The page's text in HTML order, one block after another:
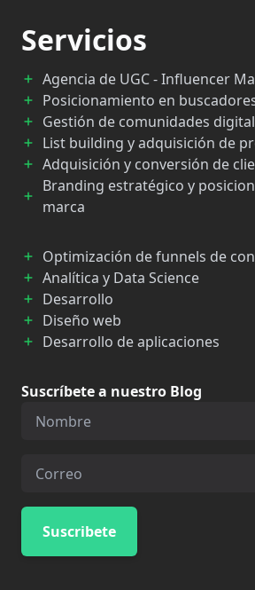
Servicios
Agencia de UGC - Influencer
Posicionamiento en
Gestión de comunidades
List building y adquisición de
Adquisición y conversión de
Branding estratégico y
marca
Optimización de funnels de
Analítica y Data Science
Desarrollo
Diseño web
Desarrollo de aplicaciones
Suscríbete a nuestro Blog